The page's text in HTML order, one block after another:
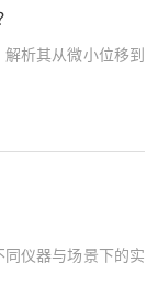
析其从微小位移到
仪器与场景下的实